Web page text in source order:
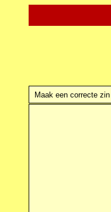
Maak een correcte